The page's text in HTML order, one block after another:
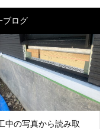
ブログ
中の写真から読み取